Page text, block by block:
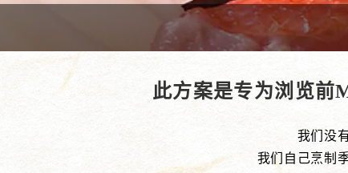
此方案是专为浏览前
我们没
我们自己烹制